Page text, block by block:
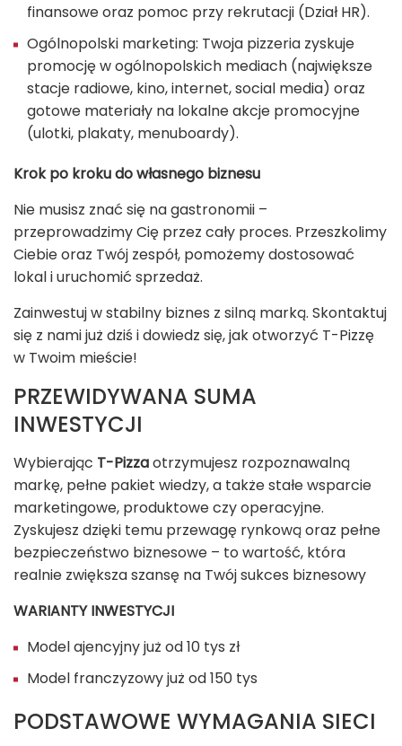
finansowe oraz pomoc przy rekrutacji (Dział HR).
Ogólnopolski marketing: Twoja pizzeria zyskuje
promocję w ogólnopolskich mediach (największe
stacje radiowe, kino, internet, social media) oraz
gotowe materiały na lokalne akcje promocyjne
(ulotki, plakaty, menuboardy).
Krok po kroku do własnego biznesu
Nie musisz znać się na gastronomii –
przeprowadzimy Cię przez cały proces. Przeszkolimy
Ciebie oraz Twój zespół, pomożemy dostosować
lokal i uruchomić sprzedaż.
Zainwestuj w stabilny biznes z silną marką. Skontaktuj
się z nami już dziś i dowiedz się, jak otworzyć T-Pizzę
w Twoim mieście!
PRZEWIDYWANA SUMA
INWESTYCJI
Wybierając T-Pizzaotrzymujesz rozpoznawalną
markę, pełne pakiet wiedzy, a także stałe wsparcie
marketingowe, produktowe czy operacyjne.
Zyskujesz dzięki temu przewagę rynkową oraz pełne
bezpieczeństwo biznesowe – to wartość, która
realnie zwiększa szansę na Twój sukces biznesowy
WARIANTY INWESTYCJI
Model ajencyjny już od 10 tys zł
Model franczyzowy już od 150 tys
PODSTAWOWE WYMAGANIA SIECI